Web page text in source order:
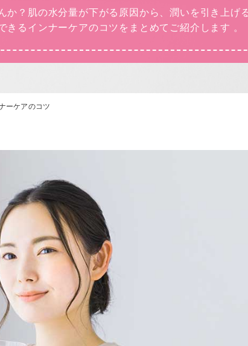
か？肌の水分量が下がる原因から、潤いを引き上げ
きるインナーケアのコツをまとめてご紹介します 。
ーケアのコツ